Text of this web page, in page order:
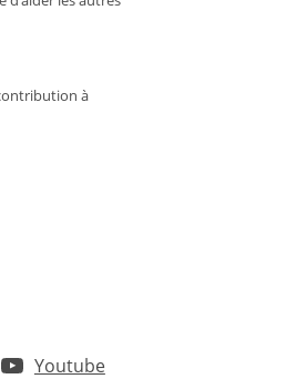
à
Youtube